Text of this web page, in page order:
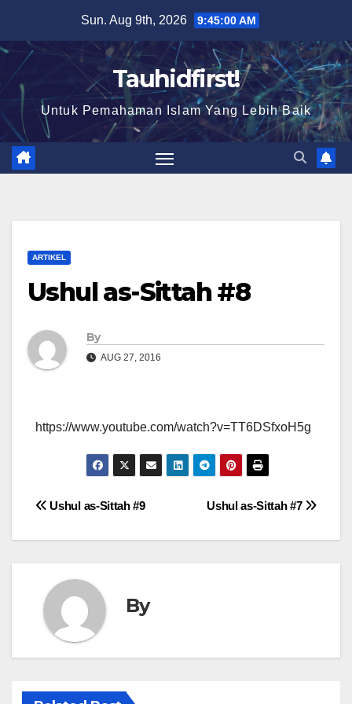
content
Sun. Aug 9th, 2026 9:45:01 AM
Tauhidfirst!
Untuk Pemahaman Islam Yang Lebih Baik
ARTIKEL
Ushul as-Sittah #8
By
AUG 27, 2016
https://www.youtube.com/watch?v=TT6DSfxoH5g
Post
navigation
Ushul as-Sittah #7
Ushul as-Sittah #9
By